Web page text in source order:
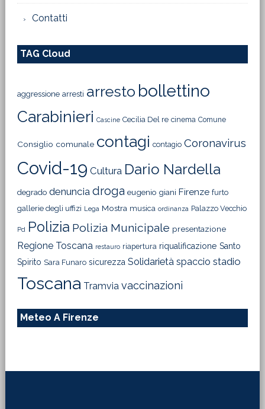
Contatti
TAG Cloud
aggressione arresti arresto bollettino
Carabinieri Cascine Cecilia Del re cinema Comune
Consiglio comunale contagi contagio Coronavirus
Covid-19 Cultura Dario Nardella
degrado denuncia droga eugenio giani Firenze furto
gallerie degli uffizi Lega Mostra musica ordinanza Palazzo Vecchio
Pd Polizia Polizia Municipale presentazione
Regione Toscana restauro riapertura riqualificazione Santo
Spirito Sara Funaro sicurezza Solidarietà spaccio stadio
Toscana Tramvia vaccinazioni
Meteo A Firenze